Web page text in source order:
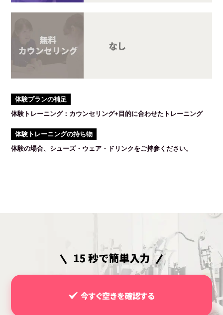
体験プランの補足
体験トレーニング：カウンセリング+目的に合わせたトレーニング
体験トレーニングの持ち物
体験の場合、シューズ・ウェア・ドリンクをご持参ください。
今すぐ空きを確認する